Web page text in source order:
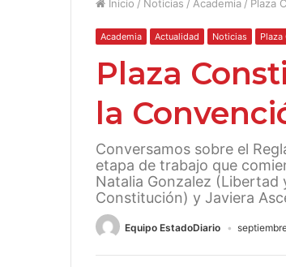
Inicio / Noticias / Academia / Plaza
Academia Actualidad Noticias
Plaza
la
Conversamos sobre el
etapa de trabajo que
Natalia Gonzalez (Libertad
Constitución) y Javiera
Equipo EstadoDiario